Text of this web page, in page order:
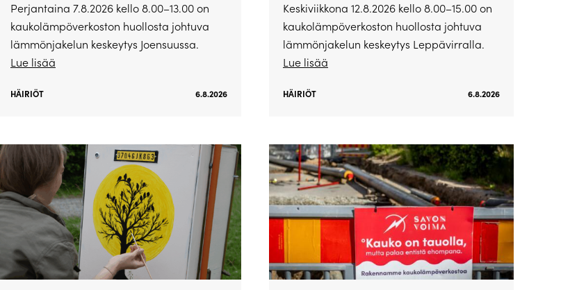
Perjantaina 7.8.2026 kello 8.00–13.00 on
kaukolämpöverkoston huollosta johtuva
lämmönjakelun keskeytys Joensuussa.
Lue lisää
HÄIRIÖT 6.8.2026
Keskiviikkona 12.8.2026 kello 8.00–15.00 on
kaukolämpöverkoston huollosta johtuva
lämmönjakelun keskeytys Leppävirralla.
Lue lisää
HÄIRIÖT 6.8.2026